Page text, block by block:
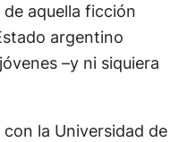
aquella ficción
argentino
–y ni siquiera
la Universidad de